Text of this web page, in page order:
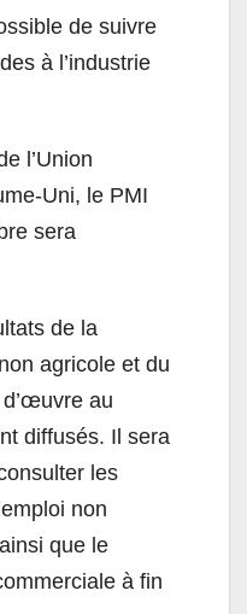
de suivre
à l’industrie
l’Union
Uni, le PMI
sera
de la
agricole et du
au
diffusés. Il sera
les
non
que le
à fin